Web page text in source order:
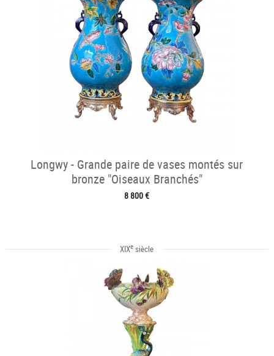
Longwy - Grande paire de vases montés sur
bronze "Oiseaux Branchés"
8 800 €
XIXe siècle